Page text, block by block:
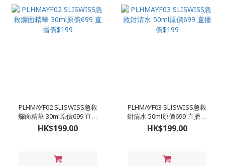
PLHMAYF02 SLISWISS急救
爛面精華 30ml原價699 直播
價$199
HK$199.00
PLHMAYF03 SLISWISS急救
鉗清水 50ml原價699 直播價
$199
HK$199.00